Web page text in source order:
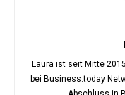
Laura ist seit Mitte
bei Business.today